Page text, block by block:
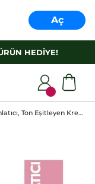
Aç
HEDİYE!
Leke Karşıtı, Aydınlatıcı, Ton Eşitleyen Krem Dokulu Peeling - Bright Botanical